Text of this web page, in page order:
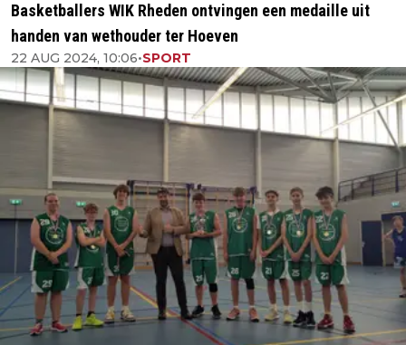
Basketballers WIK Rheden ontvingen een medaille uit
handen van wethouder ter Hoeven
22 AUG 2024, 10:06•SPORT